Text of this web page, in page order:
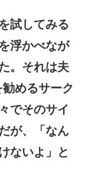
試してみる
浮かべなが
。それは夫
めるサーク
でそのサイ
が、「なん
ないよ」と